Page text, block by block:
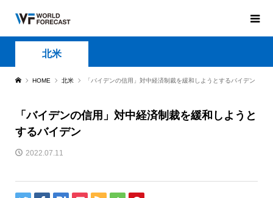
北米
HOME 北米 「バイデンの信用」対中経済制裁を緩和しようとするバイデン
「バイデンの信用」対中経済制裁を緩和しようと
するバイデン
2022.07.11